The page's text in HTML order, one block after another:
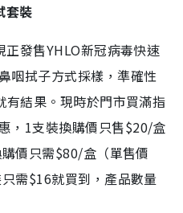
套裝
正發售YHLO新冠病毒快速
咽拭子方式採樣，準確性
結果。現時於門市買滿指
，1支裝換購價只售$20/盒
價只需$80/盒（單售價
需$16就買到，產品數量